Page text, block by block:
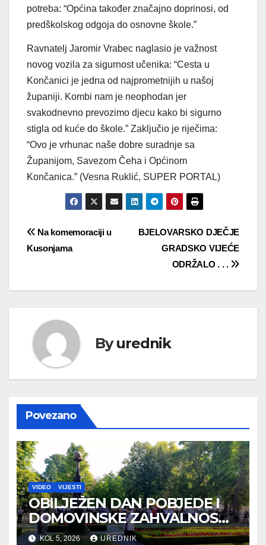
potreba: “Općina također značajno doprinosi, od
predškolskog odgoja do osnovne škole.”
Ravnatelj Jaromir Vrabec naglasio je važnost
novog vozila za sigurnost učenika: “Cesta u
Končanici je jedna od najprometnijih u našoj
županiji. Kombi nam je neophodan jer
svakodnevno prevozimo djecu kako bi sigurno
stigla od kuće do škole.” Zaključio je riječima:
“Ovo je vrhunac naše dobre suradnje sa
Županijom, Savezom Čeha i Općinom
Končanica.” (Vesna Ruklić, SUPER PORTAL)
Navigacija
objava
BJELOVARSKO DJEČJE
GRADSKO VIJEĆE
ODRŽALO . . .
Na komemoraciji u
Kusonjama
Byurednik
Povezano
VIDEO VIJESTI
OBILJEŽEN DAN POBJEDE I
DOMOVINSKE ZAHVALNOSTI
TE DAN HRVATSKIH
KOL 5, 2026 UREDNIK